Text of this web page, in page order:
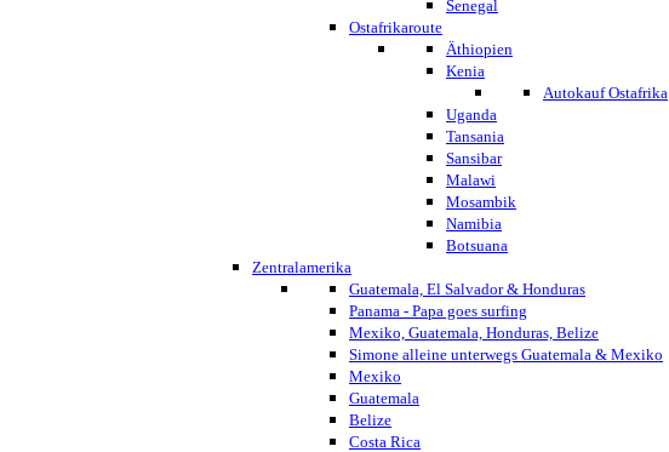
Senegal
Ostafrikaroute
Äthiopien
Kenia
Autokauf Ostafrika
Uganda
Tansania
Sansibar
Malawi
Mosambik
Namibia
Botsuana
Zentralamerika
Guatemala, El Salvador & Honduras
Panama - Papa goes surfing
Mexiko, Guatemala, Honduras, Belize
Simone alleine unterwegs Guatemala & Mexiko
Mexiko
Guatemala
Belize
Costa Rica